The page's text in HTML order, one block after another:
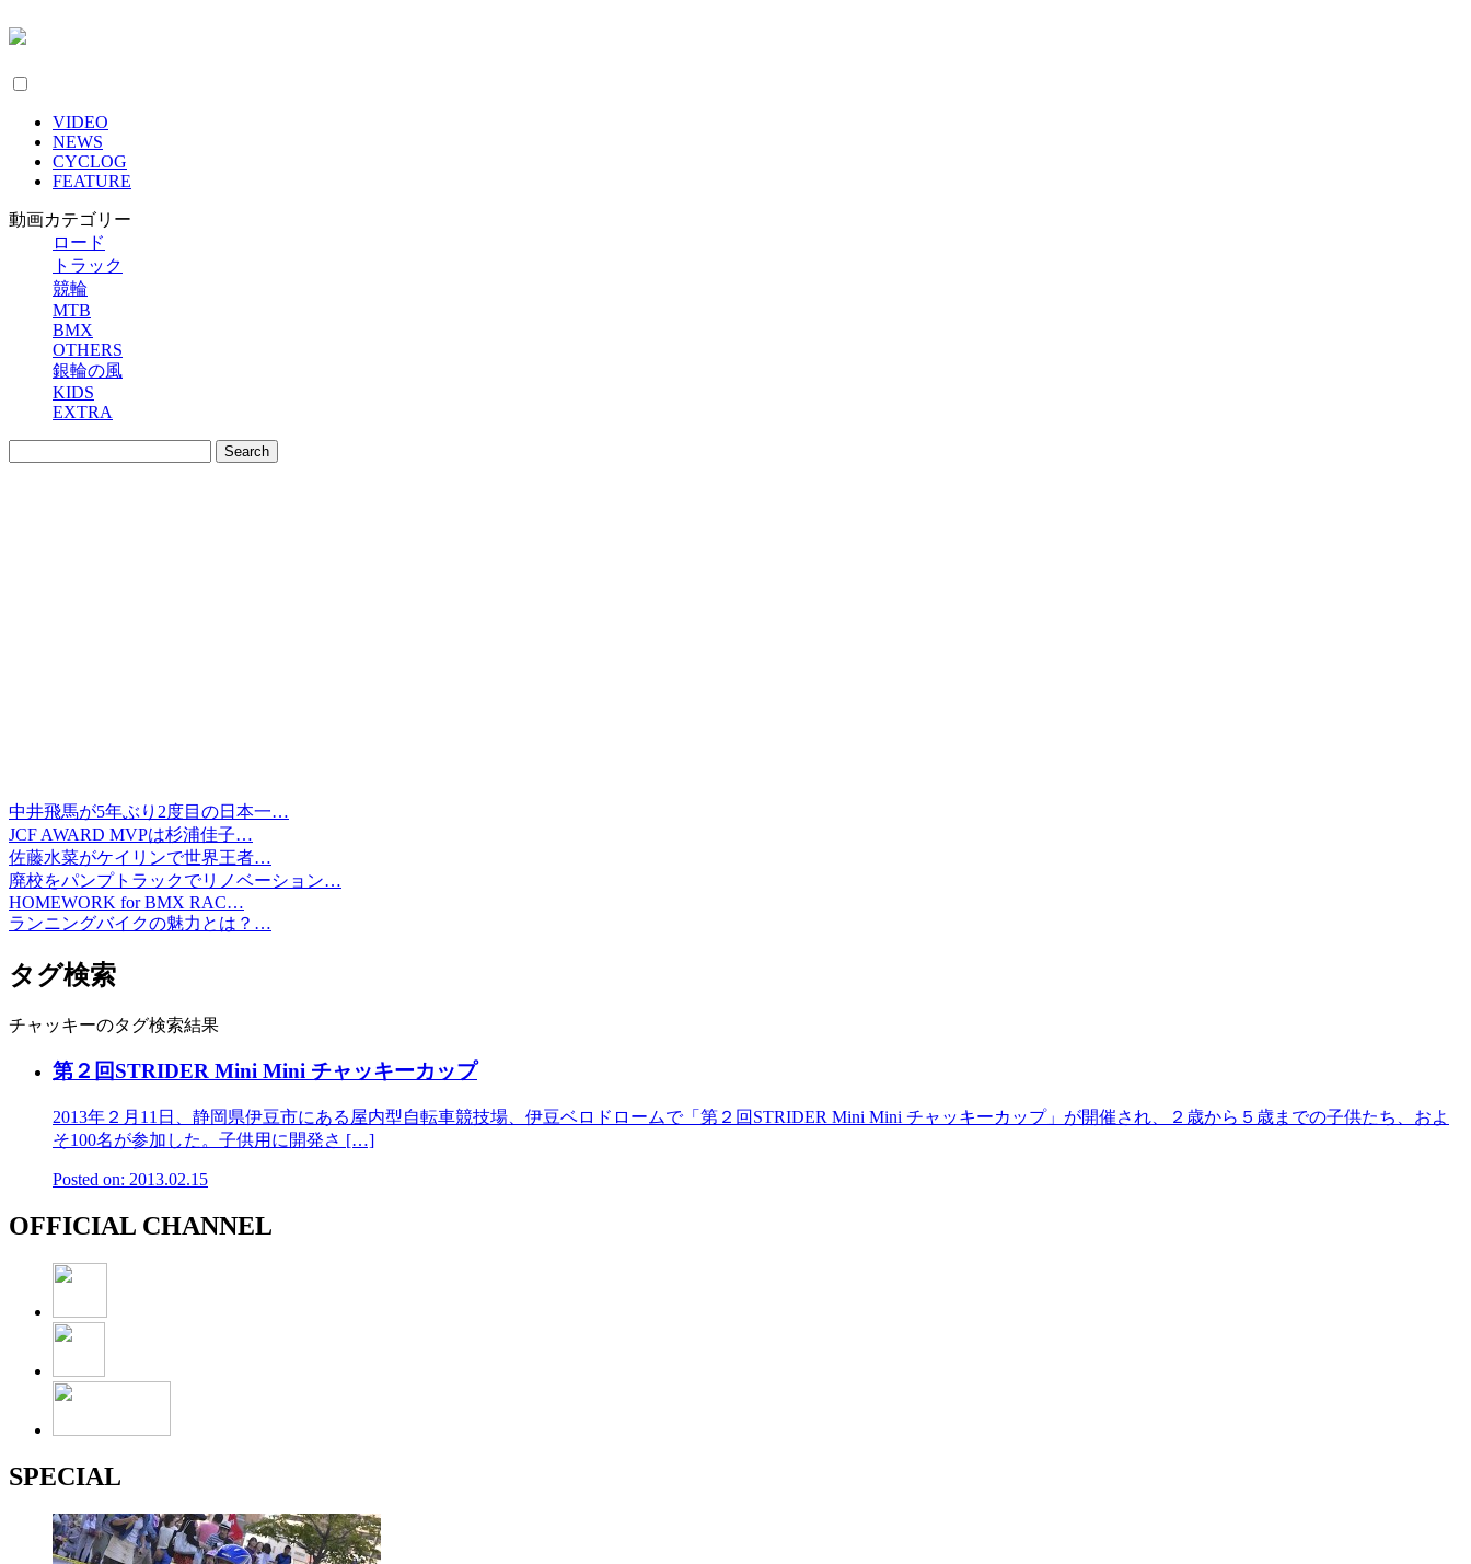
VIDEO
NEWS
CYCLOG
FEATURE
動画カテゴリー
ロード
トラック
競輪
MTB
BMX
OTHERS
銀輪の風
KIDS
EXTRA
中井飛馬が5年ぶり2度目の日本一…
JCF AWARD MVPは杉浦佳子…
佐藤水菜がケイリンで世界王者…
廃校をパンプトラックでリノベーション…
HOMEWORK for BMX RAC…
ランニングバイクの魅力とは？…
タグ検索
チャッキーのタグ検索結果
第２回STRIDER Mini Mini チャッキーカップ
2013年２月11日、静岡県伊豆市にある屋内型自転車競技場、伊豆ベロドロームで「第２回STRIDER Mini Mini チャッキーカップ」が開催され、２歳から５歳までの子供たち、およ
そ100名が参加した。子供用に開発さ […]
Posted on: 2013.02.15
OFFICIAL CHANNEL
SPECIAL